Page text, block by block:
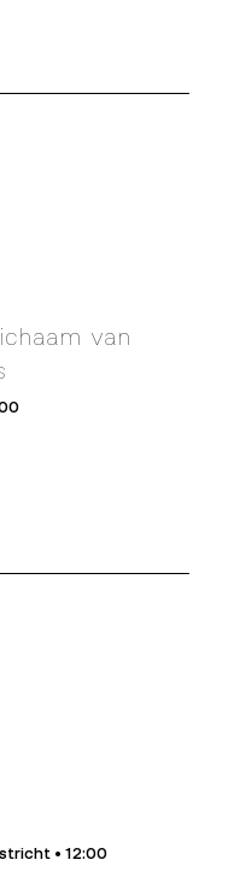
van
• 12:00